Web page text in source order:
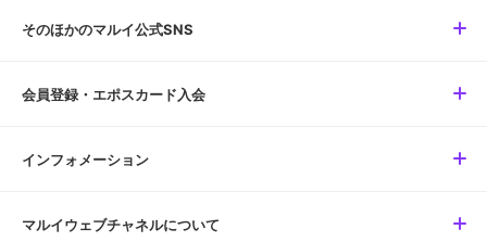
そのほかのマルイ公式SNS
会員登録・エポスカード入会
インフォメーション
マルイウェブチャネルについて